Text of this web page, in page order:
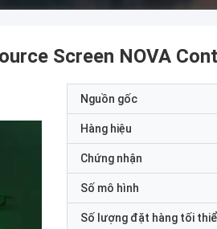
Screen NOVA
Nguồn gốc
Hàng hiệu
Chứng nhận
Số mô hình
Số lượng đặt hàng tối